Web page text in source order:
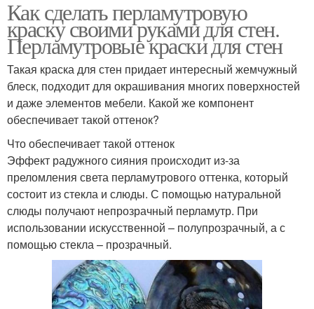
Как сделать перламутровую
краску своими руками для стен.
Перламутровые краски для стен
Такая краска для стен придает интересный жемчужный
блеск, подходит для окрашивания многих поверхностей
и даже элементов мебели. Какой же компонент
обеспечивает такой оттенок?
Что обеспечивает такой оттенок
Эффект радужного сияния происходит из-за
преломления света перламутрового оттенка, который
состоит из стекла и слюды. С помощью натуральной
слюды получают непрозрачный перламутр. При
использовании искусственной – полупрозрачный, а с
помощью стекла – прозрачный.